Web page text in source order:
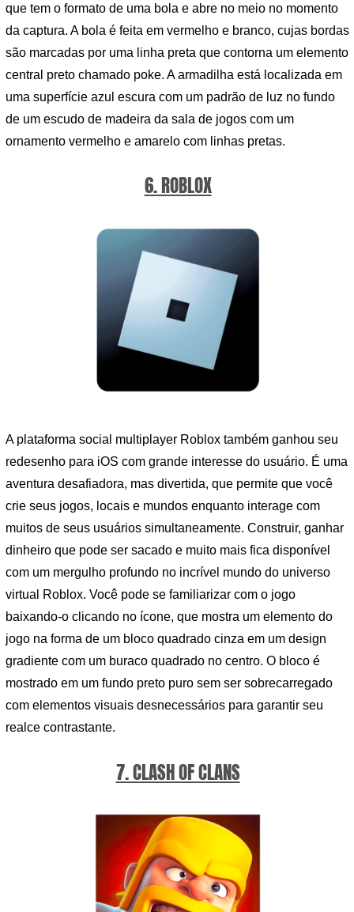
que tem o formato de uma bola e abre no meio no momento
da captura. A bola é feita em vermelho e branco, cujas bordas
são marcadas por uma linha preta que contorna um elemento
central preto chamado poke. A armadilha está localizada em
uma superfície azul escura com um padrão de luz no fundo
de um escudo de madeira da sala de jogos com um
ornamento vermelho e amarelo com linhas pretas.
6. ROBLOX
A plataforma social multiplayer Roblox também ganhou seu
redesenho para iOS com grande interesse do usuário. É uma
aventura desafiadora, mas divertida, que permite que você
crie seus jogos, locais e mundos enquanto interage com
muitos de seus usuários simultaneamente. Construir, ganhar
dinheiro que pode ser sacado e muito mais fica disponível
com um mergulho profundo no incrível mundo do universo
virtual Roblox. Você pode se familiarizar com o jogo
baixando-o clicando no ícone, que mostra um elemento do
jogo na forma de um bloco quadrado cinza em um design
gradiente com um buraco quadrado no centro. O bloco é
mostrado em um fundo preto puro sem ser sobrecarregado
com elementos visuais desnecessários para garantir seu
realce contrastante.
7. CLASH OF CLANS